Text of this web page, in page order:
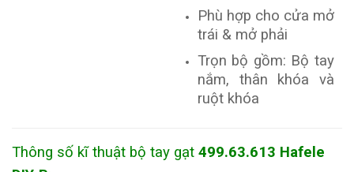
Phù hợp cho cửa mở
trái & mở phải
Trọn bộ gồm: Bộ tay
nắm, thân khóa và
ruột khóa
Thông số kĩ thuật bộ tay gạt 499.63.613 Hafele